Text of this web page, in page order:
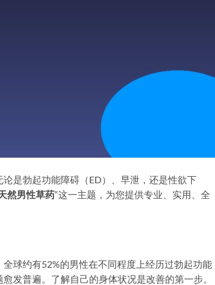
是勃起功能障碍（ED）、早泄，还是性欲下
然男性草药“这一主题，为您提供专业、实用、全
球约有52%的男性在不同程度上经历过勃起功能
发普遍。了解自己的身体状况是改善的第一步。